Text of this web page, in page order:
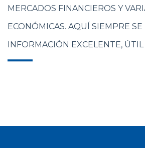
MERCADOS FINANCIEROS Y
ECONÓMICAS. AQUÍ SIEMPRE
INFORMACIÓN EXCELENTE, ÚTIL